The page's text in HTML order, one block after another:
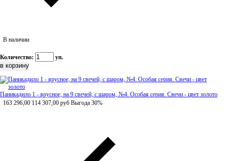
В наличии
Количество: уп.
Паникадило 1 - ярусное, на 9 свечей, с шаром, №4. Особая серия. Свечи - цвет золото
163 296,00 114 307,00 руб Выгода 30%